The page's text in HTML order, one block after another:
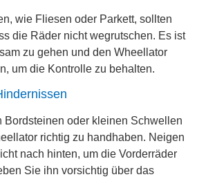
wie Fliesen oder Parkett, sollten
die Räder nicht wegrutschen. Es ist
zu gehen und den Wheellator
um die Kontrolle zu behalten.
Bordsteinen oder kleinen Schwellen
richtig zu handhaben. Neigen
nach hinten, um die Vorderräder
Sie ihn vorsichtig über das